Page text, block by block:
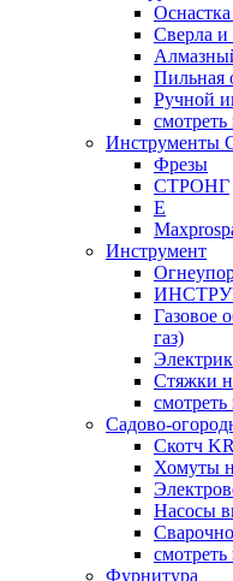
Сверла и
Пильная
Ручной
смотреть
Инструменты
Фрезы
СТРОНГ
Е
Инструмент
Газовое
газ)
Стяжки
смотреть
Садово-
Скотч
Хомуты
Насосы
смотреть
Фурнитура